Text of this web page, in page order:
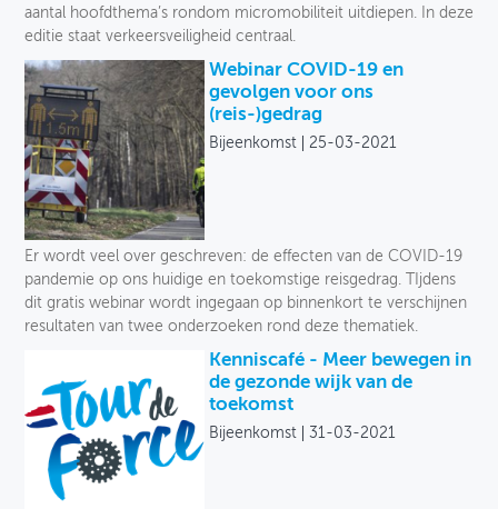
aantal hoofdthema’s rondom micromobiliteit uitdiepen. In deze
editie staat verkeersveiligheid centraal.
Webinar COVID-19 en
gevolgen voor ons
(reis-)gedrag
Bijeenkomst 25-03-2021
Er wordt veel over geschreven: de effecten van de COVID-19
pandemie op ons huidige en toekomstige reisgedrag. TIjdens
dit gratis webinar wordt ingegaan op binnenkort te verschijnen
resultaten van twee onderzoeken rond deze thematiek.
Kenniscafé - Meer bewegen in
de gezonde wijk van de
toekomst
Bijeenkomst 31-03-2021